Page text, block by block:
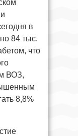
в
84 тыс.
что
ВОЗ,
8,8%